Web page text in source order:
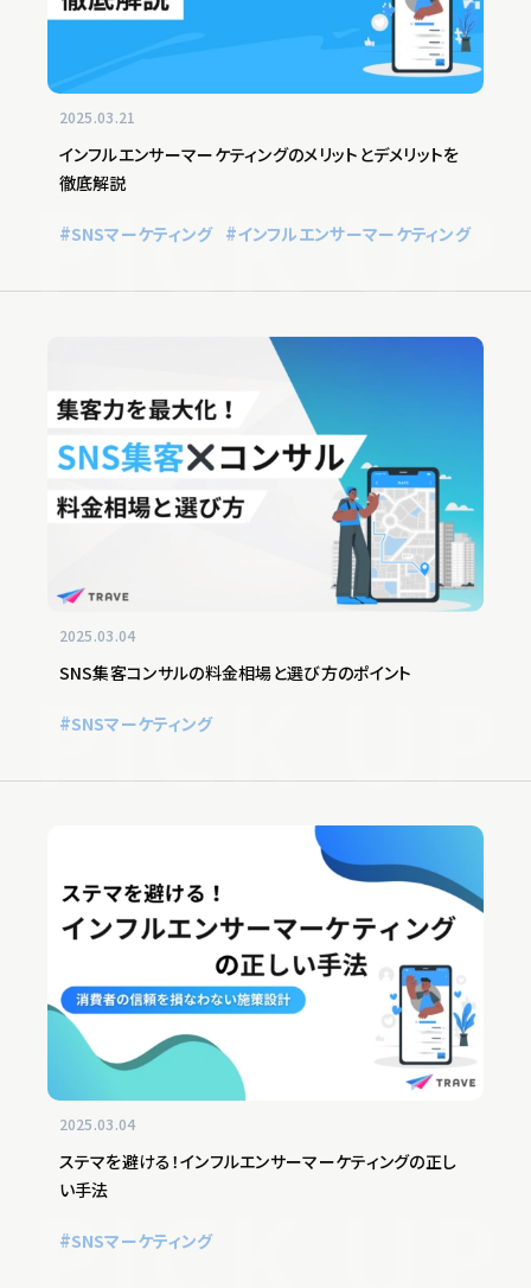
2025.03.21
インフルエンサーマーケティングのメリットとデメリットを
徹底解説
SNSマーケティング インフルエンサーマーケティング
2025.03.04
SNS集客コンサルの料金相場と選び方のポイント
SNSマーケティング
2025.03.04
ステマを避ける！インフルエンサーマーケティングの正し
い手法
SNSマーケティング